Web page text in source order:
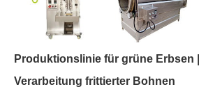
Produktionslinie für grüne Erbsen
Verarbeitung frittierter Bohnen